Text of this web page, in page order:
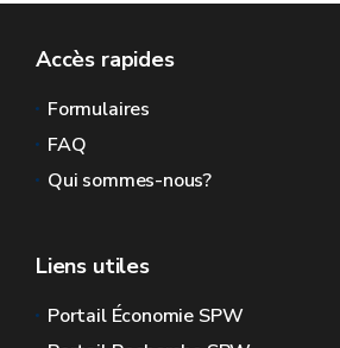
Accès rapides
Formulaires
FAQ
Qui sommes-nous?
Liens utiles
Portail Économie SPW